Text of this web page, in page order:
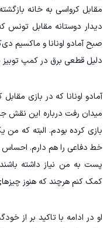
مقابل کرواسی به خانه
دیدار دوستانه مقابل تونس
صبح آمادو اونانا و ماکسیم
دلیل قطعی برق در کمپ توبیز
‫آمادو اونانا که در بازی
میدان رفت درباره این
بازی کرده بودم. البته که
خط دفاعی را هم دارم.
پست به من نیاز داشته
کمک کنم هرچند که هنوز
‫او در ادامه با تاکید بر از